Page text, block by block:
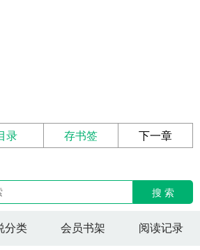
录 存书签 下一章
搜 索
分类 会员书架 阅读记录